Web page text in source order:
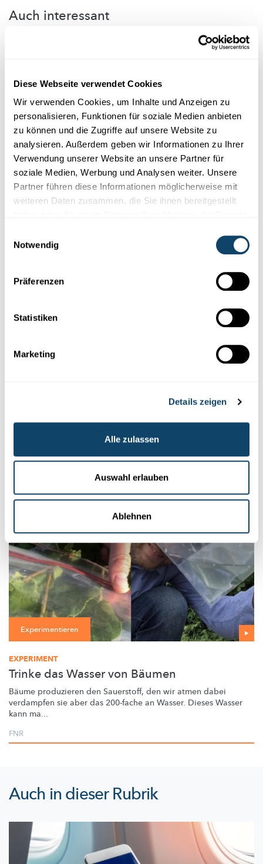
Diese Webseite verwendet Cookies
Wir verwenden Cookies, um Inhalte und Anzeigen zu
personalisieren, Funktionen für soziale Medien anbieten
zu können und die Zugriffe auf unsere Website zu
analysieren. Außerdem geben wir Informationen zu Ihrer
Verwendung unserer Website an unsere Partner für
soziale Medien, Werbung und Analysen weiter. Unsere
Partner führen diese Informationen möglicherweise mit
weiteren Daten zusammen, die Sie ihnen bereitgestellt
Notwendig
Präferenzen
Statistiken
Marketing
Details zeigen
Alle zulassen
Auswahl erlauben
Ablehnen
Auch interessant
Mr Science
Firwat gëtt den Himmel owes rout?
Wéi kënnen Buedemdéieren eis am Kampf
géint de Klimawandel ënnerstëtzen?
Experimentieren
EXPERIMENT
Trinke das Wasser von Bäumen
Bäume produzieren den Sauerstoff, den wir atmen dabei
verdampfen sie aber das 200-fache an Wasser. Dieses Wasser
kann ma...
FNR
Auch in dieser Rubrik